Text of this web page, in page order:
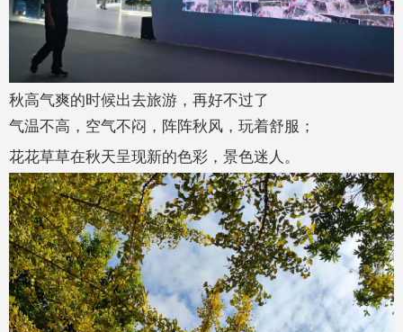
秋高气爽的时候出去旅游，再好不过了
气温不高，空气不闷，阵阵秋风，玩着舒服；
花花草草在秋天呈现新的色彩，景色迷人。